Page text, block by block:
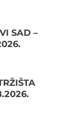
SAD –